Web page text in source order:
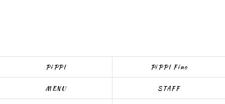
PiPPI PiPPI Fino
MENU STAFF